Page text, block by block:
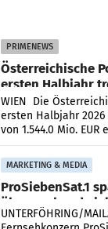
PRIMENEWS
Österreichische
ersten Halbjahr
Briefgeschäft
WIEN Die
ersten Halbjahr
von 1.544,0 Mio.
einem Plus von 3,8
Vergleichszeitraum
MARKETING & MEDIA
ProSiebenSat.1
überraschend viel
UNTERFÖHRING/